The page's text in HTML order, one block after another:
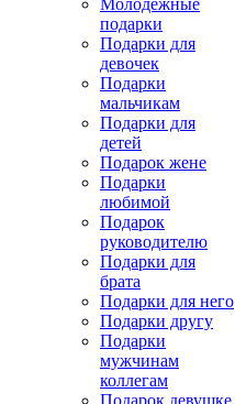
Молодежные
подарки
Подарки для
девочек
Подарки
мальчикам
Подарки для
детей
Подарок жене
Подарки
любимой
Подарок
руководителю
Подарки для
брата
Подарки для него
Подарки другу
Подарки
мужчинам
коллегам
Подарок девушке